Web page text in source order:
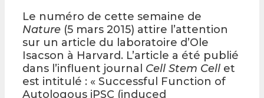
Le numéro de cette semaine de
Nature (5 mars 2015) attire l’attention
sur un article du laboratoire d’Ole
Isacson à Harvard. L’article a été publié
dans l’influent journal Cell Stem Cell et
est intitulé : « Successful Function of
Autologous iPSC (induced